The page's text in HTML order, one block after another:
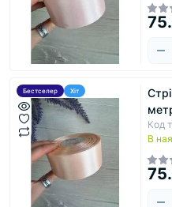
Бестселер Хіт
Код
В